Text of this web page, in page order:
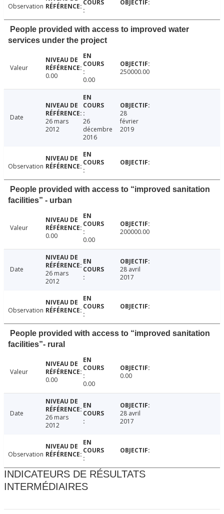
Observation
People provided with access to improved water
services under the project
Valeur
0.00
0.00
250000.00
Date
26 mars
2012
26
décembre
2016
28
février
2019
Observation
People provided with access to “improved sanitation
facilities” - urban
Valeur
0.00
0.00
200000.00
Date
26 mars
2012
28 avril
2017
Observation
People provided with access to “improved sanitation
facilities”- rural
Valeur
0.00
0.00
0.00
Date
26 mars
2012
28 avril
2017
Observation
INDICATEURS DE RÉSULTATS
INTERMÉDIAIRES